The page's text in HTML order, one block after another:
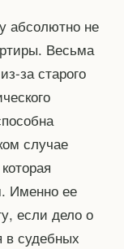
абсолютно не
Весьма
за старого
случае
Именно ее
если дело о
в судебных